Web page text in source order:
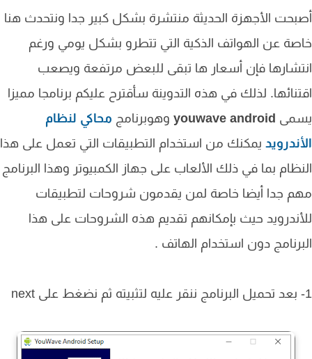
الأجهزة الحديثة منتشرة بشكل كبير جدا ونتحدث هنا
عن الهواتف الذكية التي تتطرو بشكل يومي ورغم
فإن أسعار ها تبقى للبعض مرتفعة ويصعب
لذلك في هذه التدوينة سأقترح عليكم برنامجا مميزا
youwave android وهوبرنامجمحاكي لنظام
يمكنك من استخدام التطبيقات التي تعمل على هذا
بما في ذلك الألعاب على جهاز الكمبيوتر وهذا البرنامج
جدا أيضا خاصة لمن يقدمون شروحات لتطبيقات
حيث بإمكانهم تقديم هذه الشروحات على هذا
دون استخدام الهاتف .